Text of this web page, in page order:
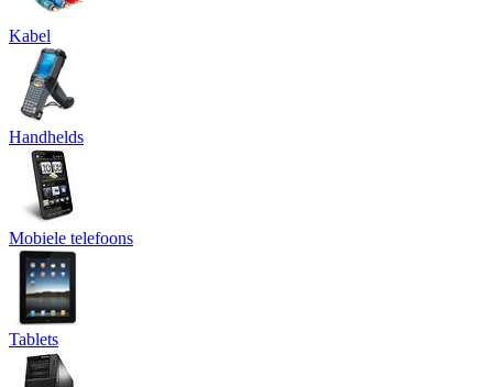
Kabel
Handhelds
Mobiele telefoons
Tablets